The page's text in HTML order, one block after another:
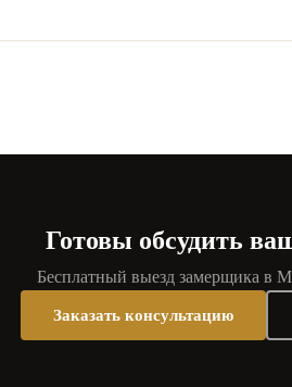
Готовы обсудить
Бесплатный выезд замерщика в
Заказать консультацию